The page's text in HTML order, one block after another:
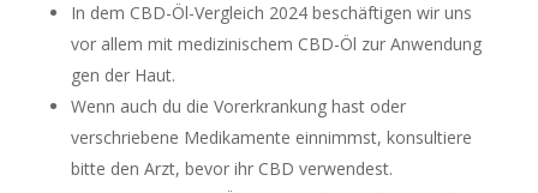
In dem CBD-Öl-Vergleich 2024 beschäftigen wir uns
vor allem mit medizinischem CBD-Öl zur Anwendung
gen der Haut.
Wenn auch du die Vorerkrankung hast oder
verschriebene Medikamente einnimmst, konsultiere
bitte den Arzt, bevor ihr CBD verwendest.